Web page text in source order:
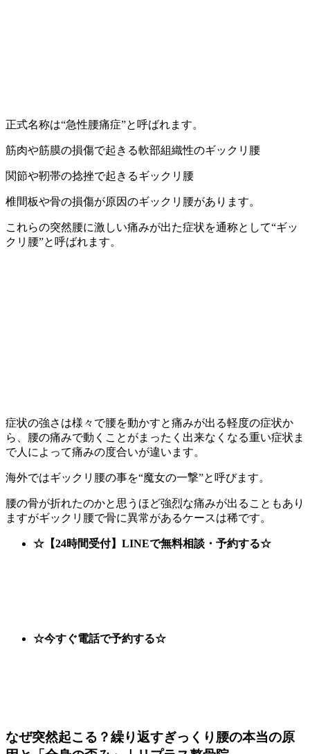
正式名称は“急性腰痛症”と呼ばれます。
筋肉や筋膜の損傷で起きる軟部組織性のギックリ腰
関節や靭帯の捻挫で起きるギックリ腰
椎間板や骨の損傷が原因のギックリ腰があります。
これらの突然腰に激しい痛みが出た症状を通称として“ギッ
クリ腰”と呼ばれます。
症状の強さは様々で腰を動かすと痛みが出る軽度の症状か
ら、腰の痛みで動くことがまったく出来なくなる重い症状ま
で人によって痛みの度合いが違います。
海外ではギックリ腰の事を“魔女の一撃”と呼びます。
腰の骨が折れたのかと思うほど強烈な痛みが出ることもあり
ますがギックリ腰で骨に異常があるケースは稀です。
☆【24時間受付】LINEで無料相談・予約する☆
☆今すぐ電話で予約する☆
なぜ突然起こる？繰り返すぎっくり腰の本当の原